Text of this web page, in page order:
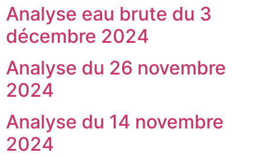
Analyse eau brute du 3
décembre 2024
Analyse du 26 novembre
2024
Analyse du 14 novembre
2024